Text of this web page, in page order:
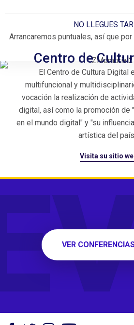
NO LLEGUES
Arrancaremos puntuales, así que
Centro de
El Centro de Cultura Digital
multifuncional y
vocación la realización de
digital, así como la promoción de
en el mundo digital" y "su
artística del
Visita su sitio
VER